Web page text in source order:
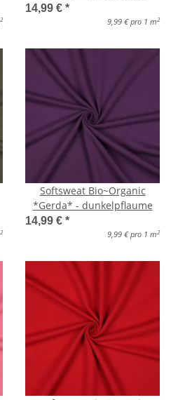
2
14,99 € *
9,99 € pro 1 m 2
2
Softsweat Bio~Organic
*Gerda* - dunkelpflaume
14,99 € *
9,99 € pro 1 m 2